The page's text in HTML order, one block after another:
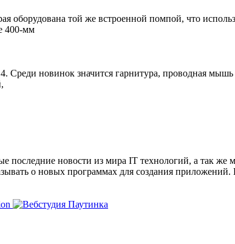
оборудована той же встроенной помпой, что
400-мм
Среди новинок значится гарнитура, проводная
последние новости из мира IT технологий, а так
о новых программах для создания